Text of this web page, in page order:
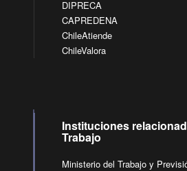
DIPRECA
CAPREDENA
ChileAtiende
ChileValora
Instituciones
Trabajo
Ministerio del Trabajo y